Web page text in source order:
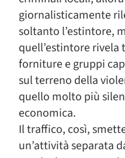
giornalisticamente
soltanto l’estintore,
quell’estintore rivela
forniture e gruppi
sul terreno della
quello molto più
economica.
Il traffico, così,
un’attività separata